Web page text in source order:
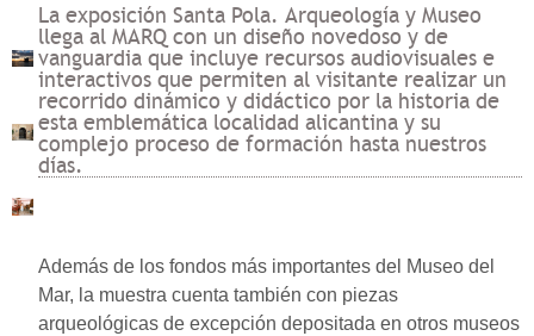
La exposición Santa Pola. Arqueología y Museo
llega al MARQ con un diseño novedoso y de
vanguardia que incluye recursos audiovisuales e
interactivos que permiten al visitante realizar un
recorrido dinámico y didáctico por la historia de
esta emblemática localidad alicantina y su
complejo proceso de formación hasta nuestros
días.
Además de los fondos más importantes del Museo del
Mar, la muestra cuenta también con piezas
arqueológicas de excepción depositada en otros museos